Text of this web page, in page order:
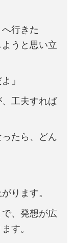
行きた
うと思い立
」
工夫すれば
たら、どん
ります。
、発想が広
す。